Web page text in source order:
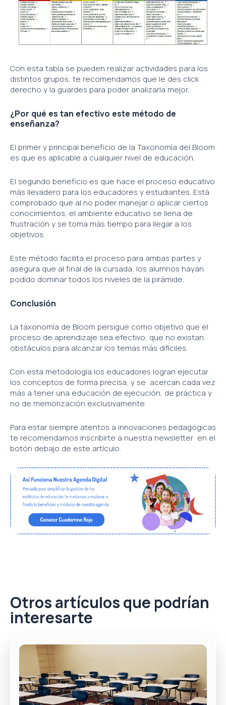
Con esta tabla se pueden realizar actividades para los
distintos grupos, te recomendamos que le des click
derecho y la guardes para poder analizarla mejor.
¿Por qué es tan efectivo este método de
enseñanza?
El primer y principal beneficio de la Taxonomía del Bloom
es que es aplicable a cualquier nivel de educación.
El segundo beneficio es que hace el proceso educativo
más llevadero para los educadores y estudiantes. Está
comprobado que al no poder manejar o aplicar ciertos
conocimientos, el ambiente educativo se llena de
frustración y se toma más tiempo para llegar a los
objetivos.
Este método facilita el proceso para ambas partes y
asegura que al final de la cursada, los alumnos hayan
podido dominar todos los niveles de la pirámide.
Conclusión
La taxonomía de Bloom persigue como objetivo que el
proceso de aprendizaje sea efectivo, que no existan
obstáculos para alcanzar los temas más difíciles.
Con esta metodología los educadores logran ejecutar
los conceptos de forma precisa, y se acercan cada vez
más a tener una educación de ejecución, de práctica y
no de memorización exclusivamente.
Para estar siempre atentos a innovaciones pedagógicas
te recomendamos inscribirte a nuestra newsletter en el
botón debajo de este artículo.
Otros artículos que podrían
interesarte